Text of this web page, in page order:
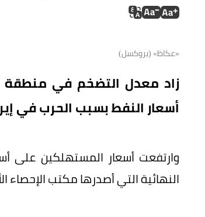
«عكاظ» (بروكسل)
أسعار النفط بسبب الحرب في
النهائية التي أصدرها مكتب الإحصاء